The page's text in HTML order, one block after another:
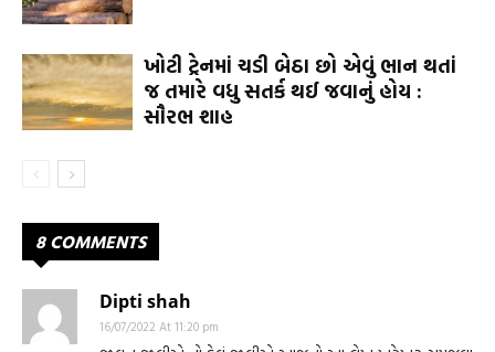
ખોટી ટ્રેનમાં ચડી બેઠા છો એવું ભાન થતાં
જ તમારે વધુ સતર્ક થઈ જવાનું હોય :
સૌરભ શાહ
8 COMMENTS
Dipti shah
16/07/2022 At 11:20 pm